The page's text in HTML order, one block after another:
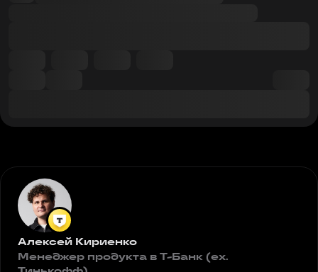
Алексей Кириенко
Менеджер продукта в Т-Банк (ex.